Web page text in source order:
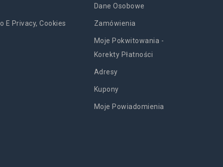
E Privacy, Cookies
Dane Osobowe
Zamówienia
Moje Pokwitowania -
Korekty Płatności
Adresy
Kupony
Moje Powiadomienia